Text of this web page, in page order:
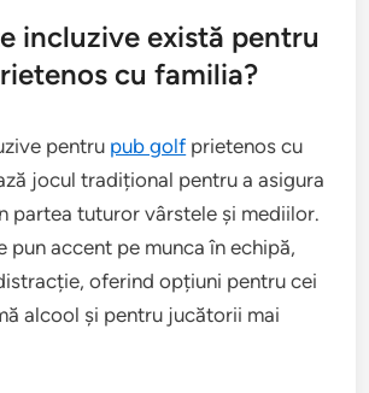
incluzive există pentru
cu familia?
pentru pub golf prietenos cu
jocul tradițional pentru a asigura
partea tuturor vârstele și mediilor.
pun accent pe munca în echipă,
oferind opțiuni pentru cei
alcool și pentru jucătorii mai